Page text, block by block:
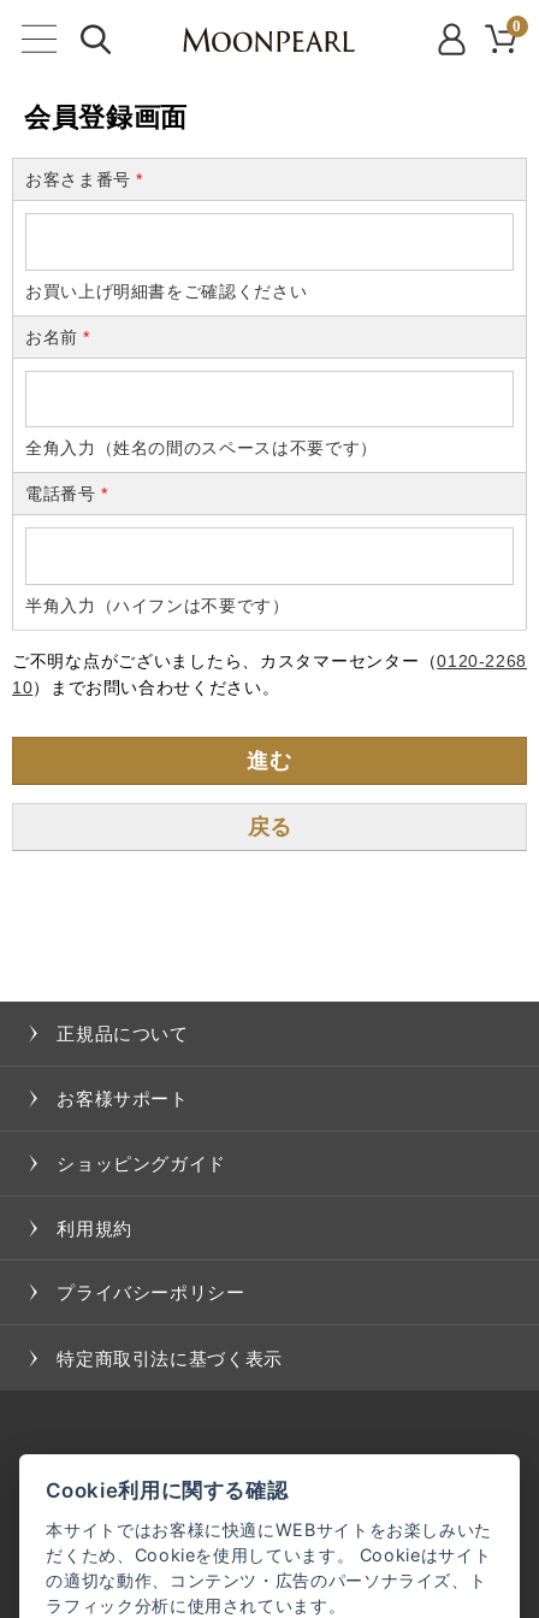
0
会員登録画面
お客さま番号 *
お買い上げ明細書をご確認ください
お名前 *
全角入力（姓名の間のスペースは不要です）
電話番号 *
半角入力（ハイフンは不要です）
ご不明な点がございましたら、カスタマーセンター（0120-2268
10）までお問い合わせください。
進む
正規品について
お客様サポート
ショッピングガイド
利用規約
プライバシーポリシー
特定商取引法に基づく表示
Cookie利用に関する確認
本サイトではお客様に快適にWEBサイトをお楽しみいた
だくため、Cookieを使用しています。 Cookieはサイト
の適切な動作、コンテンツ・広告のパーソナライズ、ト
ラフィック分析に使用されています。